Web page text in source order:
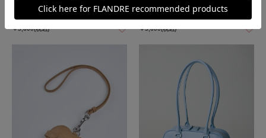
FAVORITE SUKINAMONO
BELTED MIRROR KEYRING ミラーチャーム
《STAND OIL》
￥5,600(税込)
FAVORITE SUKINAMONO
BELTED MIRROR KEYRING ミラーチャーム
《STAND OIL》
￥5,600(税込)